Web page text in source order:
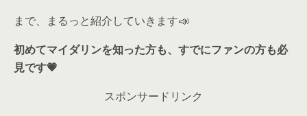
まで、まるっと紹介していきます📣
初めてマイダリンを知った方も、すでにファンの方も必
見です💗
スポンサードリンク